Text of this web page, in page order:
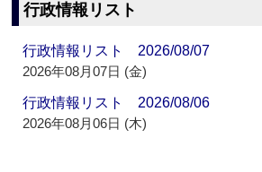
行政情報リスト
行政情報リスト 2026/08/07
2026年08月07日 (金)
行政情報リスト 2026/08/06
2026年08月06日 (木)